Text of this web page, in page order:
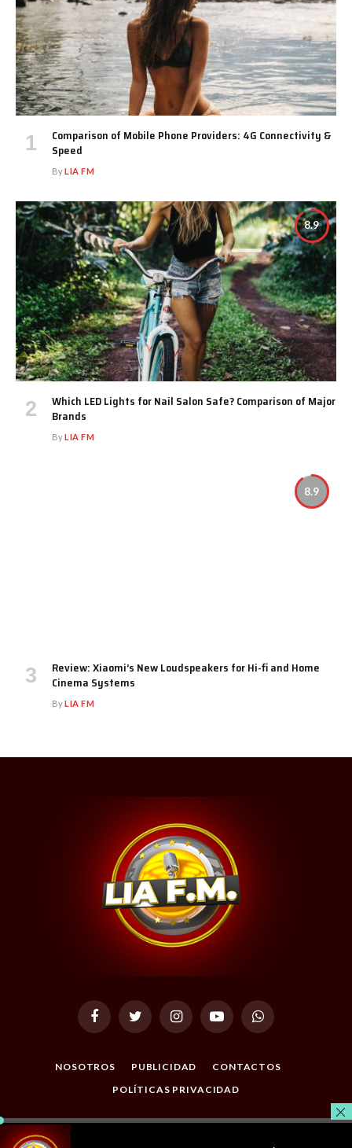
Comparison of Mobile Phone Providers: 4G Connectivity &
Speed
ByLIA FM
8.9
Which LED Lights for Nail Salon Safe? Comparison of Major
Brands
ByLIA FM
8.9
Review: Xiaomi’s New Loudspeakers for Hi-fi and Home
Cinema Systems
ByLIA FM
FacebookTwitter InstagramYouTubeWhatsApp
NOSOTROS PUBLICIDAD
CONTACTOS
POLÍTICAS PRIVACIDAD
© 2026 Todos los Derechos Reservados. Desarrollado por
Masterclic.Net